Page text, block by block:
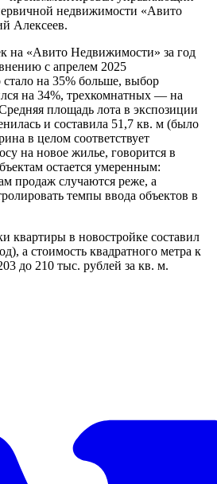
недвижимости «Авито
Алексеев.
на «Авито Недвижимости» за год
с апрелем 2025
на 35% больше, выбор
на 34%, трехкомнатных — на
площадь лота в экспозиции
и составила 51,7 кв. м (было
в целом соответствует
на новое жилье, говорится в
остается умеренным:
продаж случаются реже, а
темпы ввода объектов в
квартиры в новостройке составил
а стоимость квадратного метра к
до 210 тыс. рублей за кв. м.